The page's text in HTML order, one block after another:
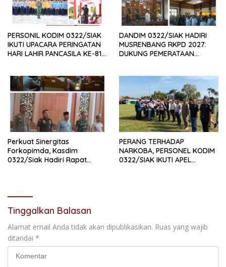
PERSONIL KODIM 0322/SIAK
IKUTI UPACARA PERINGATAN
HARI LAHIR PANCASILA KE-81
DANDIM 0322/SIAK HADIRI
MUSRENBANG RKPD 2027:
DUKUNG PEMERATAAN
Perkuat Sinergitas
Forkopimda, Kasdim
0322/Siak Hadiri Rapat
PERANG TERHADAP
NARKOBA, PERSONEL KODIM
0322/SIAK IKUTI APEL
Tinggalkan Balasan
Alamat email Anda tidak akan dipublikasikan. Ruas yang wajib
ditandai *